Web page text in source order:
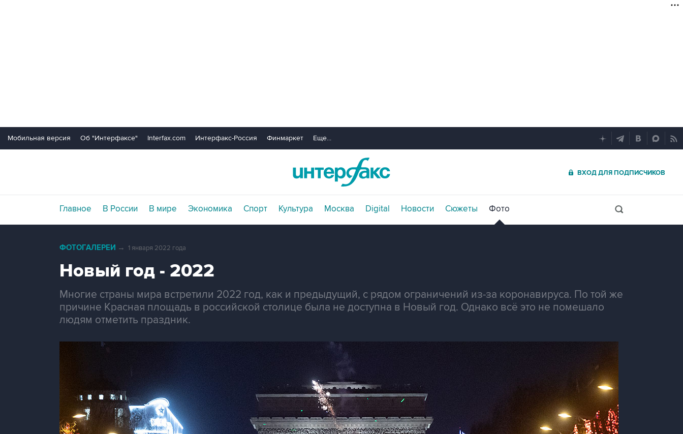
Мобильная версия Об "Интерфаксе" Interfax.com Интерфакс-Россия Финмаркет Еще...
ВХОД ДЛЯ ПОДПИСЧИКОВ
Главное В России В мире Экономика Спорт Культура Москва Digital Новости Сюжеты Фото
ФОТОГАЛЕРЕИ → 1 января 2022 года
Новый год - 2022
Многие страны мира встретили 2022 год, как и предыдущий, с рядом ограничений из-за коронавируса. По той же
причине Красная площадь в российской столице была не доступна в Новый год. Однако всё это не помешало
людям отметить праздник.